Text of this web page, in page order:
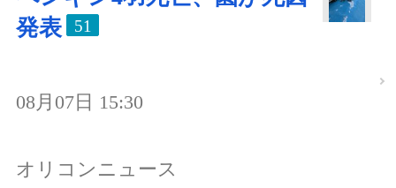
発表
51
08月07日 15:30
オリコンニュース